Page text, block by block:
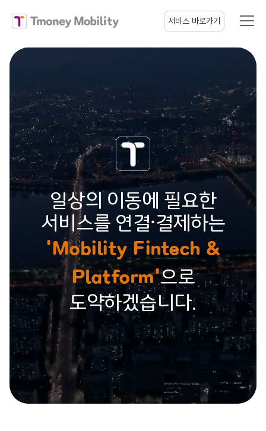
티머니모빌리티 서비스 바로가기
일상의 이동에 필요한
서비스를 연결·결제하는
'Mobility Fintech &
Platform'으로
도약하겠습니다.